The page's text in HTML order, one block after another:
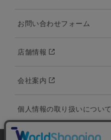
お問い合わせフォーム
店舗情報
会社案内
個人情報の取り扱いについて
特定商取引法に関する表記